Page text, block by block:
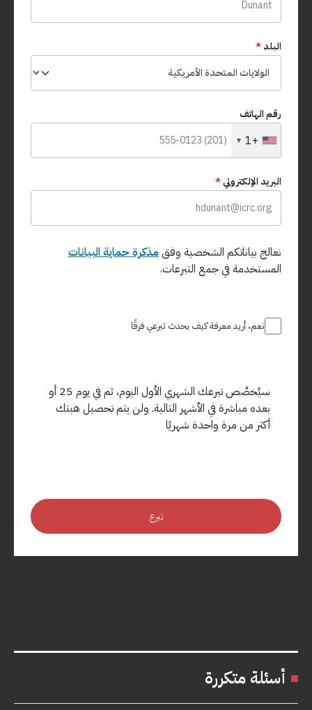
البلد *
رقم الهاتف
+1
البريد الإلكتروني*
نعالج بياناتكم الشخصية وفقمذكرة حماية البيانات
المستخدمة في جمع التبرعات.
نعم، أريد معرفة كيف يحدث تبرعي فرقًا
سيُخصَّص تبرعك الشهري الأول اليوم، ثم في يوم 25 أو
بعده مباشرة في الأشهر التالية. ولن يتم تحصيل هبتك
أكثر من مرة واحدة شهريًا
تبرع
أسئلة متكررة